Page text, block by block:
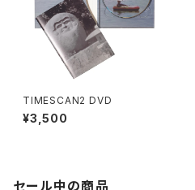
TIMESCAN2 DVD
¥3,500
セール中の商品